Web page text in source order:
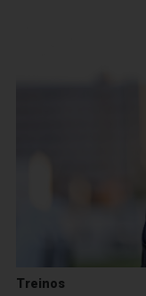
Treinos